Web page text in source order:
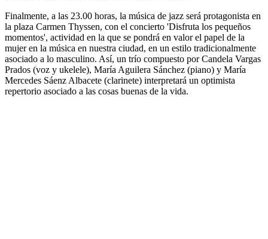
Finalmente, a las 23.00 horas, la música de jazz será protagonista en
la plaza Carmen Thyssen, con el concierto 'Disfruta los pequeños
momentos', actividad en la que se pondrá en valor el papel de la
mujer en la música en nuestra ciudad, en un estilo tradicionalmente
asociado a lo masculino. Así, un trío compuesto por Candela Vargas
Prados (voz y ukelele), María Aguilera Sánchez (piano) y María
Mercedes Sáenz Albacete (clarinete) interpretará un optimista
repertorio asociado a las cosas buenas de la vida.